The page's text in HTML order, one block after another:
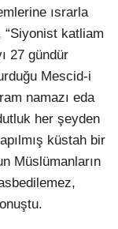
ısrarla
katliam
27 gündür
Mescid-i
namazı eda
her şeyden
küstah bir
Müslümanların